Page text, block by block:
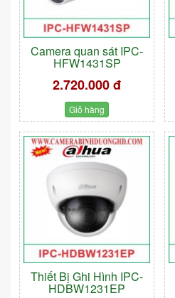
Camera quan sát IPC-
HFW1431SP
2.720.000 đ
Giỏ hàng
Thiết Bị Ghi Hình IPC-
HDBW1231EP